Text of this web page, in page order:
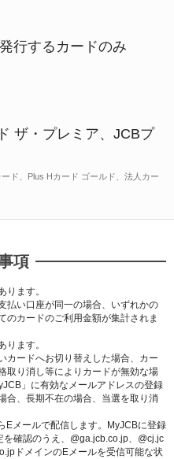
行するカードのみ
ザ・プレミア、JCBプ
ド、Plus Hカード ゴールド、法人カー
項
ります。
払い口座が同一の場合、いずれかの
のカードのご利用金額が集計されま
ります。
カードへお切り替えした場合、カー
取り消し等によりカードが無効な場
」に有効なメールアドレスの登録
合、長期不在の場合、当選を取り消
Eメールで配信します。MyJCBに登録
を確認のうえ、@ga.jcb.co.jp、@cj.jc
ドメインのEメールを受信可能な状